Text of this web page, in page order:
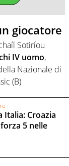
giocatore
Sotiríou
IV uomo,
Nazionale di
(B)
Italia: Croazia
5 nelle